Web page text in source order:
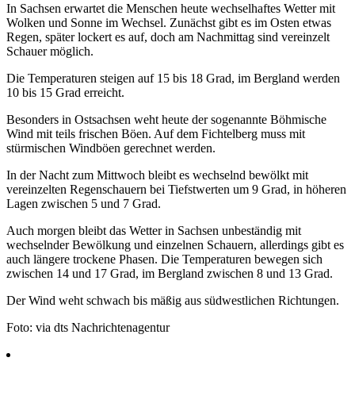
In Sachsen erwartet die Menschen heute wechselhaftes Wetter mit
Wolken und Sonne im Wechsel. Zunächst gibt es im Osten etwas
Regen, später lockert es auf, doch am Nachmittag sind vereinzelt
Schauer möglich.
Die Temperaturen steigen auf 15 bis 18 Grad, im Bergland werden
10 bis 15 Grad erreicht.
Besonders in Ostsachsen weht heute der sogenannte Böhmische
Wind mit teils frischen Böen. Auf dem Fichtelberg muss mit
stürmischen Windböen gerechnet werden.
In der Nacht zum Mittwoch bleibt es wechselnd bewölkt mit
vereinzelten Regenschauern bei Tiefstwerten um 9 Grad, in höheren
Lagen zwischen 5 und 7 Grad.
Auch morgen bleibt das Wetter in Sachsen unbeständig mit
wechselnder Bewölkung und einzelnen Schauern, allerdings gibt es
auch längere trockene Phasen. Die Temperaturen bewegen sich
zwischen 14 und 17 Grad, im Bergland zwischen 8 und 13 Grad.
Der Wind weht schwach bis mäßig aus südwestlichen Richtungen.
Foto: via dts Nachrichtenagentur